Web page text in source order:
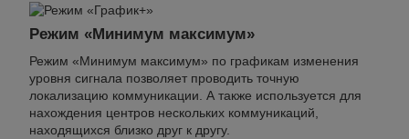
Режим «Минимум максимум»
Режим «Минимум максимум» по графикам изменения
уровня сигнала позволяет проводить точную
локализацию коммуникации. А также используется для
нахождения центров нескольких коммуникаций,
находящихся близко друг к другу.